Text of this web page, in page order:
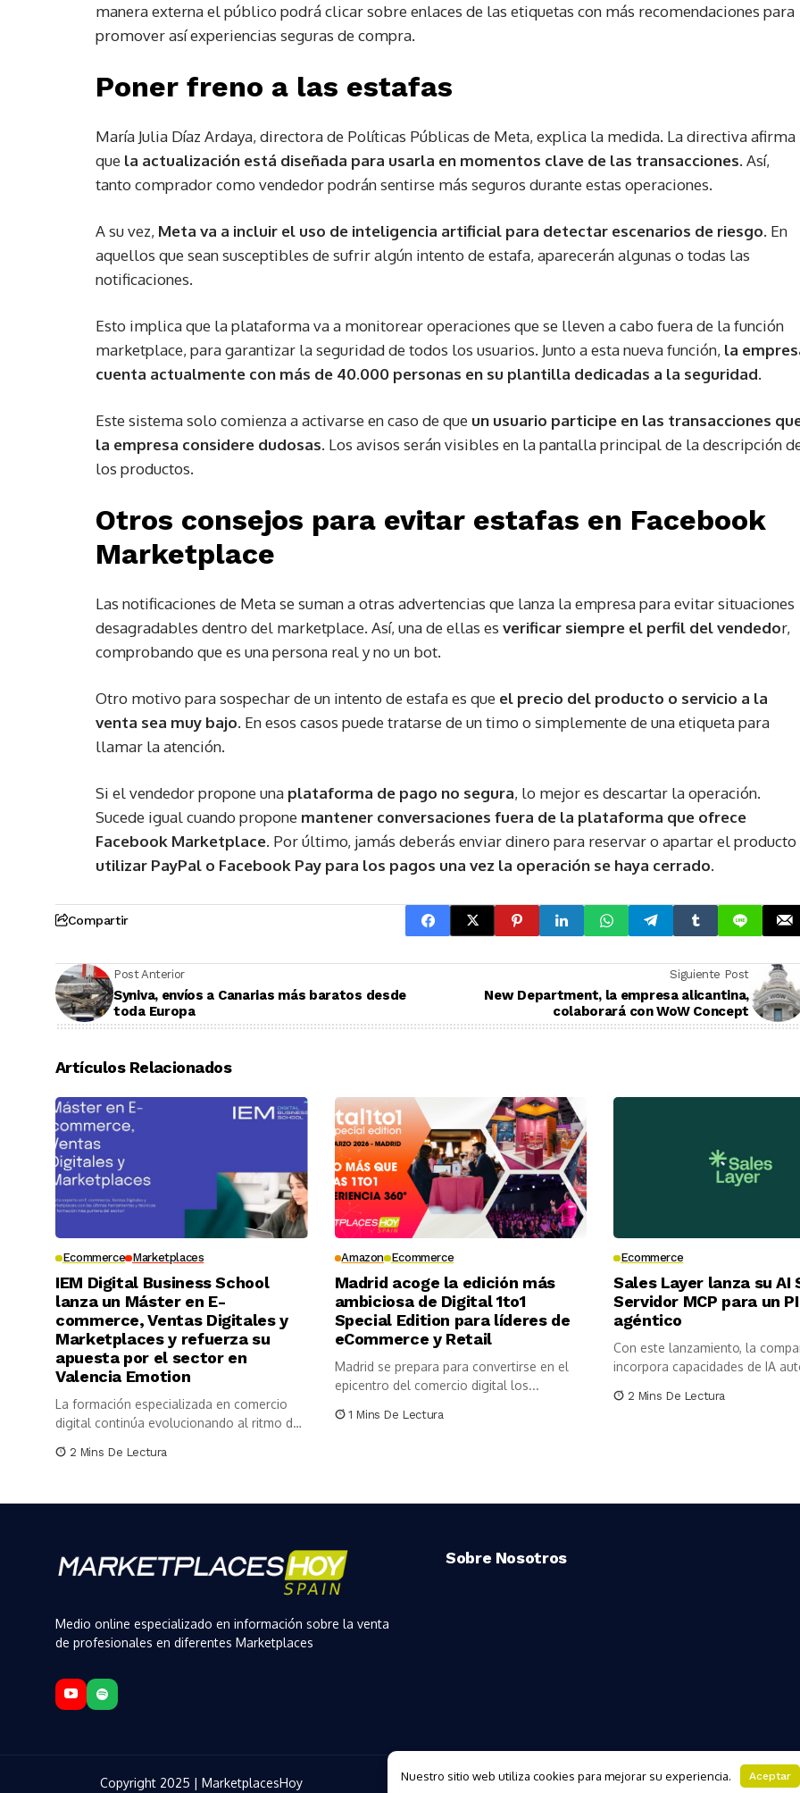
manera externa el público podrá clicar sobre enlaces de las etiquetas con más recomendaciones para
promover así experiencias seguras de compra.
Poner freno a las estafas
María Julia Díaz Ardaya, directora de Políticas Públicas de Meta, explica la medida. La directiva afirma
que la actualización está diseñada para usarla en momentos clave de las transacciones. Así,
tanto comprador como vendedor podrán sentirse más seguros durante estas operaciones.
A su vez, Meta va a incluir el uso de inteligencia artificial para detectar escenarios de riesgo. En
aquellos que sean susceptibles de sufrir algún intento de estafa, aparecerán algunas o todas las
notificaciones.
Esto implica que la plataforma va a monitorear operaciones que se lleven a cabo fuera de la función
marketplace, para garantizar la seguridad de todos los usuarios. Junto a esta nueva función, la
cuenta actualmente con más de 40.000 personas en su plantilla dedicadas a la seguridad.
Este sistema solo comienza a activarse en caso de que un usuario participe en las transacciones
la empresa considere dudosas. Los avisos serán visibles en la pantalla principal de la descripción
los productos.
Otros consejos para evitar estafas en Facebook
Marketplace
Las notificaciones de Meta se suman a otras advertencias que lanza la empresa para evitar situaciones
desagradables dentro del marketplace. Así, una de ellas es verificar siempre el perfil del vendedor,
comprobando que es una persona real y no un bot.
Otro motivo para sospechar de un intento de estafa es que el precio del producto o servicio a la
venta sea muy bajo. En esos casos puede tratarse de un timo o simplemente de una etiqueta para
llamar la atención.
Si el vendedor propone una plataforma de pago no segura, lo mejor es descartar la operación.
Sucede igual cuando propone mantener conversaciones fuera de la plataforma que ofrece
Facebook Marketplace. Por último, jamás deberás enviar dinero para reservar o apartar el producto
utilizar PayPal o Facebook Pay para los pagos una vez la operación se haya cerrado.
Compartir
Post Anterior
Syniva, envíos a Canarias más baratos desde
toda Europa
Siguiente Post
New Department, la empresa alicantina,
colaborará con WoW Concept
Artículos Relacionados
Ecommerce Marketplaces
IEM Digital Business School
lanza un Máster en E-
commerce, Ventas Digitales y
Marketplaces y refuerza su
apuesta por el sector en
Valencia Emotion
La formación especializada en comercio
digital continúa evolucionando al ritmo del
2 Mins De Lectura
Amazon Ecommerce
Madrid acoge la edición más
ambiciosa de Digital 1to1
Special Edition para líderes de
eCommerce y Retail
Madrid se prepara para convertirse en el
epicentro del comercio digital los...
1 Mins De Lectura
Ecommerce
Sales Layer lanza su AI
Servidor MCP para un
agéntico
Con este lanzamiento, la
incorpora capacidades de IA
2 Mins De Lectura
Medio online especializado en información sobre la venta
de profesionales en diferentes Marketplaces
Sobre Nosotros
Copyright 2025 | MarketplacesHoy Nuestro sitio web utiliza cookies para mejorar su experiencia. Aceptar